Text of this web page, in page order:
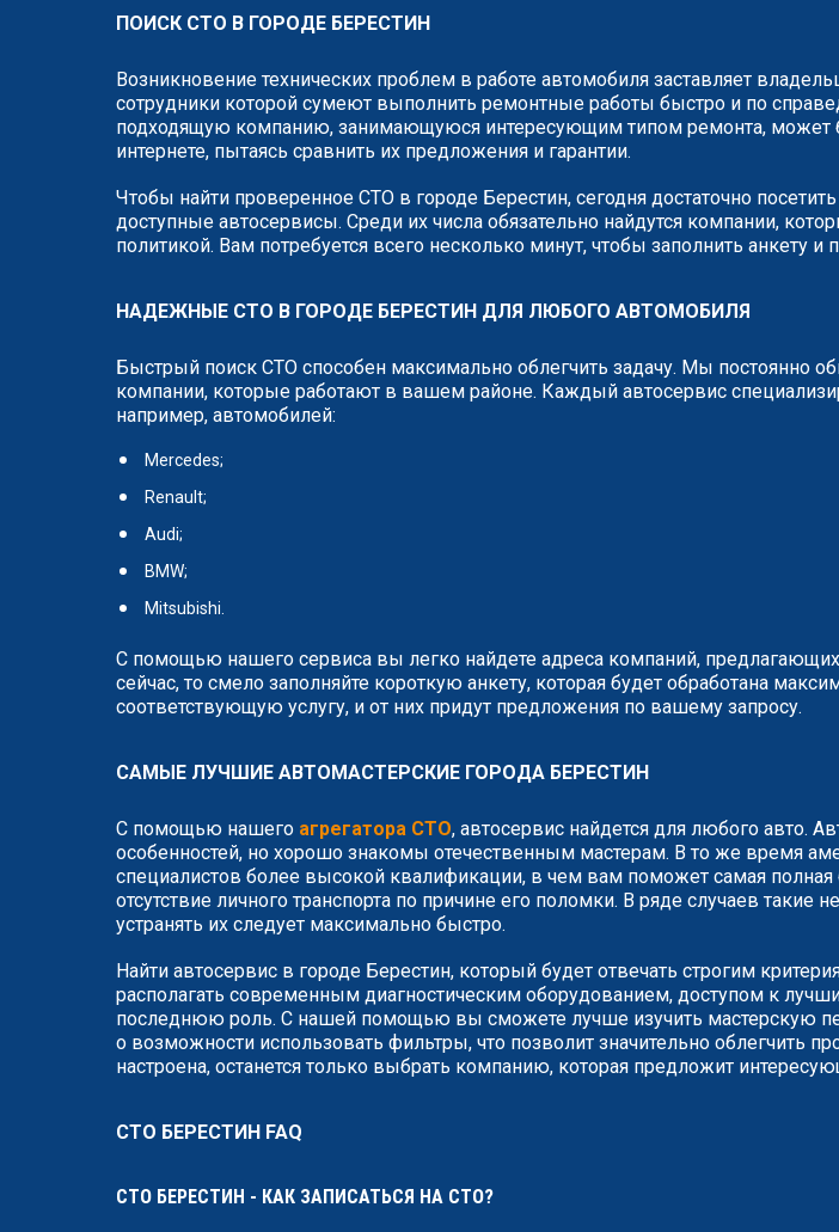
ПОИСК СТО В ГОРОДЕ БЕРЕСТИН
Возникновение технических проблем в работе автомобиля заставляет
сотрудники которой сумеют выполнить ремонтные работы быстро и по
подходящую компанию, занимающуюся интересующим типом ремонта, может
интернете, пытаясь сравнить их предложения и гарантии.
Чтобы найти проверенное СТО в городе Берестин, сегодня достаточно
доступные автосервисы. Среди их числа обязательно найдутся компании,
политикой. Вам потребуется всего несколько минут, чтобы заполнить
НАДЕЖНЫЕ СТО В ГОРОДЕ БЕРЕСТИН ДЛЯ ЛЮБОГО АВТОМОБИЛЯ
Быстрый поиск СТО способен максимально облегчить задачу. Мы постоянно
компании, которые работают в вашем районе. Каждый автосервис
например, автомобилей:
Mercedes;
Renault;
Audi;
BMW;
Mitsubishi.
С помощью нашего сервиса вы легко найдете адреса компаний,
сейчас, то смело заполняйте короткую анкету, которая будет обработана
соответствующую услугу, и от них придут предложения по вашему запросу.
САМЫЕ ЛУЧШИЕ АВТОМАСТЕРСКИЕ ГОРОДА БЕРЕСТИН
С помощью нашего агрегатора СТО, автосервис найдется для любого авто.
особенностей, но хорошо знакомы отечественным мастерам. В то же время
специалистов более высокой квалификации, в чем вам поможет самая
отсутствие личного транспорта по причине его поломки. В ряде случаев
устранять их следует максимально быстро.
Найти автосервис в городе Берестин, который будет отвечать строгим
располагать современным диагностическим оборудованием, доступом к
последнюю роль. С нашей помощью вы сможете лучше изучить мастерскую
о возможности использовать фильтры, что позволит значительно облегчить
настроена, останется только выбрать компанию, которая предложит
СТО БЕРЕСТИН FAQ
СТО БЕРЕСТИН - КАК ЗАПИСАТЬСЯ НА СТО?